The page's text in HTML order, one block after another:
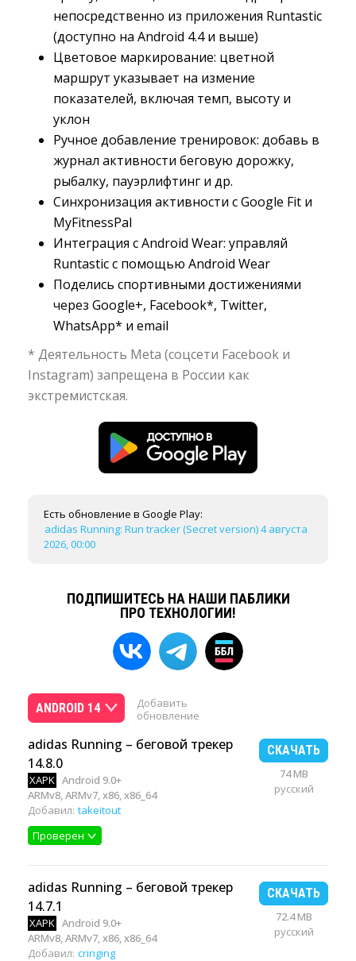
непосредственно из приложения Runtastic
(доступно на Android 4.4 и выше)
Цветовое маркирование: цветной
маршрут указывает на измение
показателей, включая темп, высоту и
уклон
Ручное добавление тренировок: добавь в
журнал активности беговую дорожку,
рыбалку, пауэрлифтинг и др.
Синхронизация активности с Google Fit и
MyFitnessPal
Интеграция с Android Wear: управляй
Runtastic с помощью Android Wear
Поделись спортивными достижениями
через Google+, Facebook*, Twitter,
WhatsApp* и email
* Деятельность Meta (соцсети Facebook и
Instagram) запрещена в России как
экстремистская.
Есть обновление в Google Play:
adidas Running: Run tracker (Secret version) 4 августа
2026, 00:00
ПОДПИШИТЕСЬ НА НАШИ ПАБЛИКИ
ПРО ТЕХНОЛОГИИ!
ANDROID 14
Добавить
обновление
adidas Running – беговой трекер
14.8.0
XAPK Android 9.0+
ARMv8, ARMv7, x86, x86_64
Добавил: takeitout
Проверен
СКАЧАТЬ
74 MB
русский
adidas Running – беговой трекер
14.7.1
XAPK Android 9.0+
ARMv8, ARMv7, x86, x86_64
Добавил: cringing
СКАЧАТЬ
72.4 MB
русский